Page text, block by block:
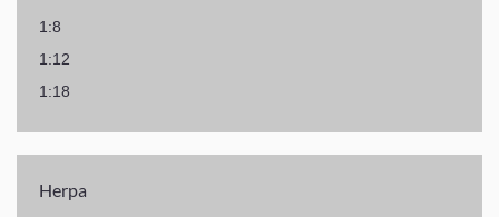
1:8
1:12
1:18
Herpa